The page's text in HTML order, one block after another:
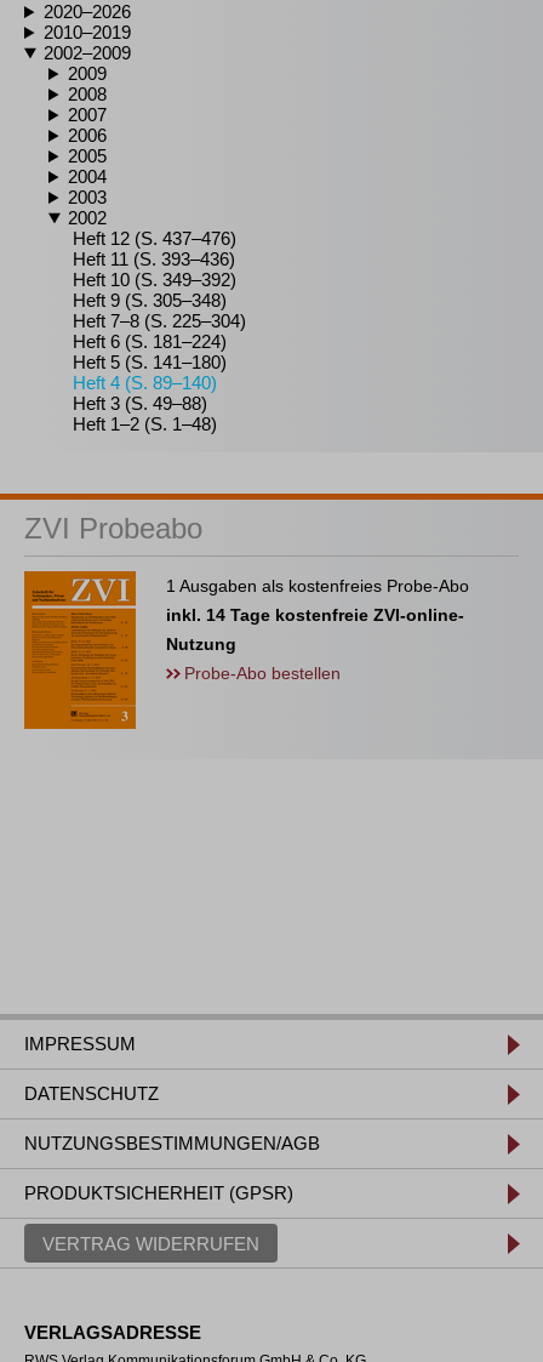
2020–2026
2010–2019
2002–2009
2009
2008
2007
2006
2005
2004
2003
2002
Heft 12 (S. 437–476)
Heft 11 (S. 393–436)
Heft 10 (S. 349–392)
Heft 9 (S. 305–348)
Heft 7–8 (S. 225–304)
Heft 6 (S. 181–224)
Heft 5 (S. 141–180)
Heft 4 (S. 89–140)
Heft 3 (S. 49–88)
Heft 1–2 (S. 1–48)
ZVI Probeabo
1 Ausgaben als kostenfreies Probe-Abo
inkl. 14 Tage kostenfreie ZVI-online-
Nutzung
Probe-Abo bestellen
IMPRESSUM
DATENSCHUTZ
NUTZUNGSBESTIMMUNGEN/AGB
PRODUKTSICHERHEIT (GPSR)
VERTRAG WIDERRUFEN
VERLAGSADRESSE